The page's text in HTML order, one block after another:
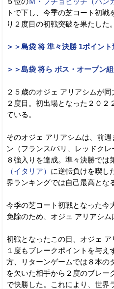
トで下し、今季の芝コート初
り２度目の初戦突破を果たした。
＞＞島袋 将 準々決勝 1ポイント
＞＞島袋 将ら ボス・オープン
２５歳のオジェ アリアシムが
２度目。初出場となった２０２
ている。
そのオジェ アリアシムは、前
ン（フランス/パリ、レッドク
８強入りを達成。準々決勝では
（イタリア） に逆転負けを喫し
界ランキングでは自己最高とな
今季の芝コート初戦となった今
免除のため、オジェ アリアシム
初戦となったこの日、オジェ
１度もブレークポイントを与え
方、リターンゲームでは８本の
を欠いた相手から２度のブレー
で快勝した。これにより、世界